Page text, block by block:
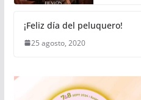
¡Feliz día del peluquero!
25 agosto, 2020